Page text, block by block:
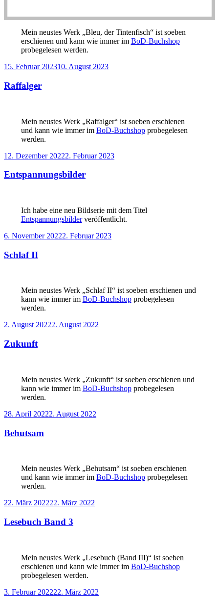
Mein neustes Werk „Bleu, der Tintenfisch“ ist soeben
erschienen und kann wie immer im BoD-Buchshop
probegelesen werden.
Veröffentlicht
15. Februar 202310. August 2023
Raffalger
Mein neustes Werk „Raffalger“ ist soeben erschienen
und kann wie immer im BoD-Buchshopprobegelesen
werden.
Veröffentlicht
12. Dezember 20222. Februar 2023
Entspannungsbilder
Ich habe eine neu Bildserie mit dem Titel
Entspannungsbilderveröffentlicht.
Veröffentlicht
6. November 20222. Februar 2023
Schlaf II
Mein neustes Werk „Schlaf II“ ist soeben erschienen und
kann wie immer im BoD-Buchshopprobegelesen
werden.
Veröffentlicht
2. August 20222. August 2022
Zukunft
Mein neustes Werk „Zukunft“ ist soeben erschienen und
kann wie immer im BoD-Buchshopprobegelesen
werden.
Veröffentlicht
28. April 20222. August 2022
Behutsam
Mein neustes Werk „Behutsam“ ist soeben erschienen
und kann wie immer im BoD-Buchshopprobegelesen
werden.
Veröffentlicht
22. März 202222. März 2022
Lesebuch Band 3
Mein neustes Werk „Lesebuch (Band III)“ ist soeben
erschienen und kann wie immer im BoD-Buchshop
probegelesen werden.
Veröffentlicht
3. Februar 202222. März 2022